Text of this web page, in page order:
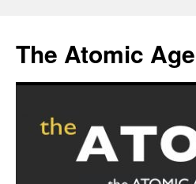
content
The Atomic Age